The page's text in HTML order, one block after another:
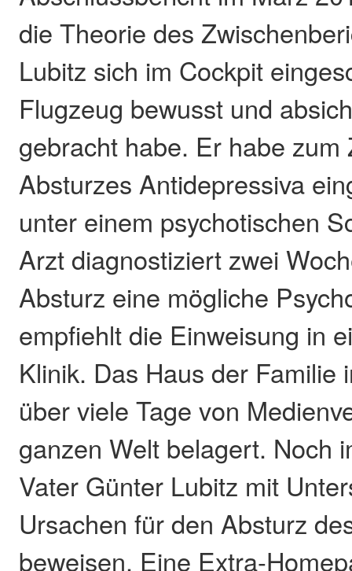
die Theorie des
Lubitz sich im Cockpit
Flugzeug bewusst und
gebracht habe. Er habe zum
Absturzes Antidepressiva
unter einem psychotischen
Arzt diagnostiziert zwei
Absturz eine mögliche
empfiehlt die Einweisung in
Klinik. Das Haus der Familie
über viele Tage von
ganzen Welt belagert. Noch
Vater Günter Lubitz mit
Ursachen für den Absturz
beweisen. Eine Extra-